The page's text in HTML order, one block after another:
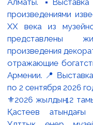
⚜️2026 жылдың 12
Қастеев атындағы